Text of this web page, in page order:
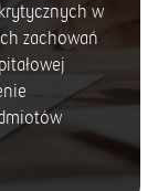
w
zachowań